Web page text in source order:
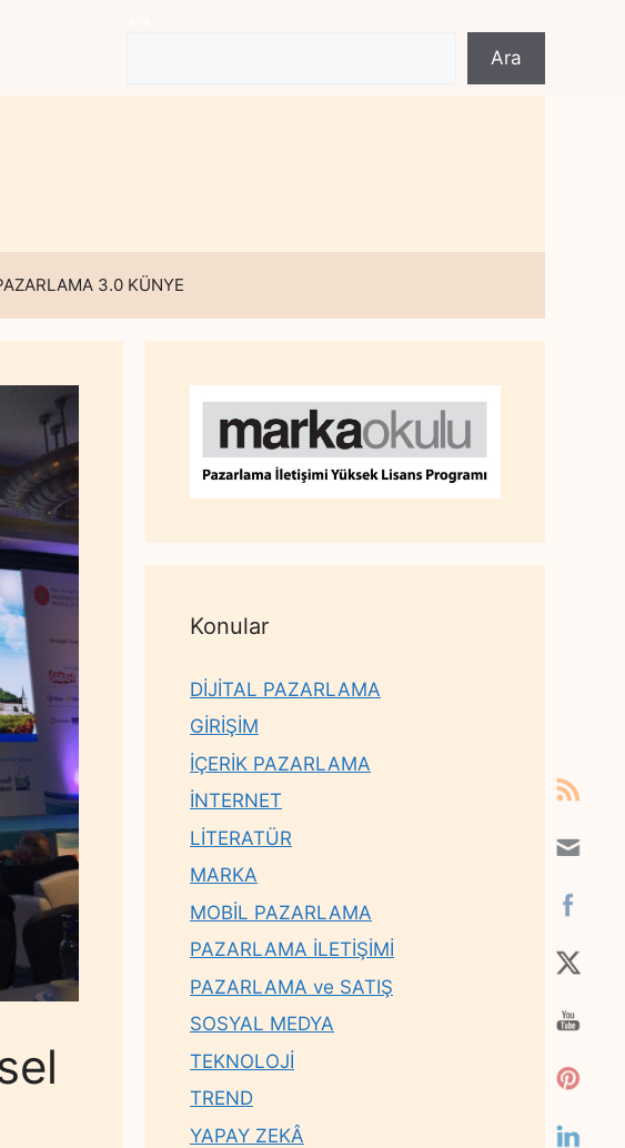
Ara
3.0 KÜNYE
Konular
DİJİTAL PAZARLAMA
GİRİŞİM
İÇERİK PAZARLAMA
İNTERNET
LİTERATÜR
MARKA
MOBİL PAZARLAMA
PAZARLAMA İLETİŞİMİ
PAZARLAMA ve SATIŞ
SOSYAL MEDYA
TEKNOLOJİ
TREND
YAPAY ZEKÂ